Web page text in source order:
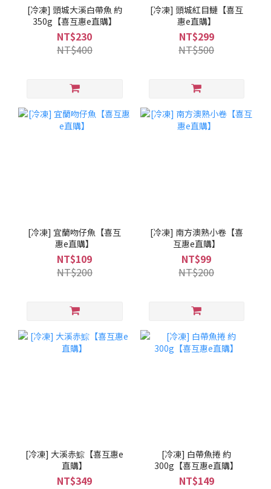
[冷凍] 頭城大溪白帶魚 約
350g【喜互惠e直購】
NT$230
NT$400
[冷凍] 頭城紅目鰱【喜互
惠e直購】
NT$299
NT$500
[冷凍] 宜蘭吻仔魚【喜互
惠e直購】
NT$109
NT$200
[冷凍] 南方澳熟小卷【喜
互惠e直購】
NT$99
NT$200
[冷凍] 大溪赤鯮【喜互惠e
直購】
NT$349
[冷凍] 白帶魚捲 約
300g【喜互惠e直購】
NT$149